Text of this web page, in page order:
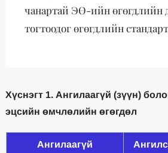
чанартай ЭӨ-ийн өгөгдлийн
тогтоодог өгөгдлийн
Хүснэгт 1. Ангилаагүй (зүүн)
эцсийн өмчлөлийн өгөгдөл
Ангилаагүй